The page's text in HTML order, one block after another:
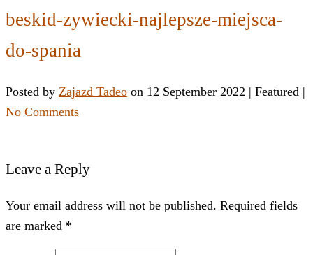
beskid-zywiecki-najlepsze-miejsca-
do-spania
Posted by Zajazd Tadeo on 12 September 2022 | Featured |
No Comments
Leave a Reply
Your email address will not be published. Required fields
are marked *